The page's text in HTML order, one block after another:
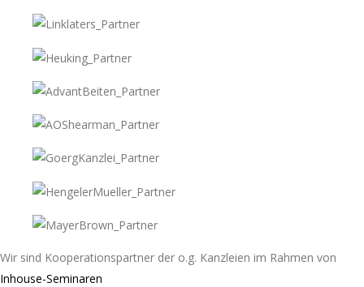
Wir sind Kooperationspartner der o.g. Kanzleien im Rahmen von
Inhouse-Seminaren